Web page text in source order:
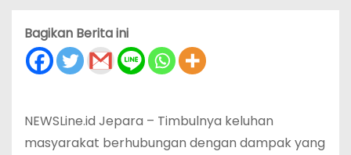
Bagikan Berita ini
NEWSLine.id Jepara – Timbulnya keluhan
masyarakat berhubungan dengan dampak yang